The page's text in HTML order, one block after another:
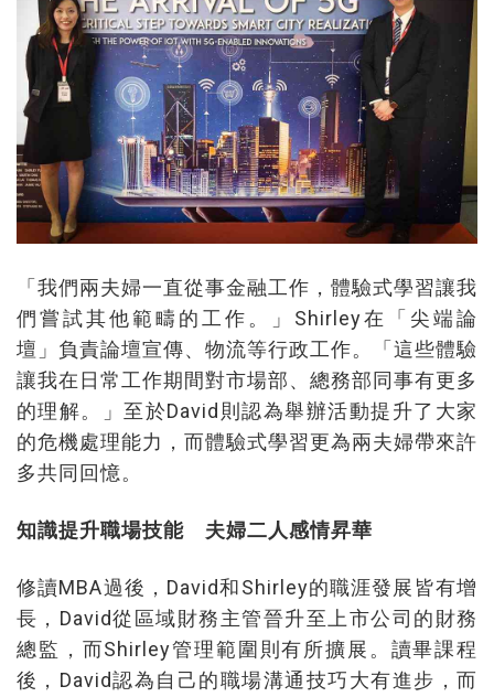
「我們兩夫婦一直從事金融工作，體驗式學習讓我
們嘗試其他範疇的工作。」Shirley在「尖端論
壇」負責論壇宣傳、物流等行政工作。「這些體驗
讓我在日常工作期間對市場部、總務部同事有更多
的理解。」至於David則認為舉辦活動提升了大家
的危機處理能力，而體驗式學習更為兩夫婦帶來許
多共同回憶。
知識提升職場技能 夫婦二人感情昇華
修讀MBA過後，David和Shirley的職涯發展皆有增
長，David從區域財務主管晉升至上市公司的財務
總監，而Shirley管理範圍則有所擴展。讀畢課程
後，David認為自己的職場溝通技巧大有進步，而